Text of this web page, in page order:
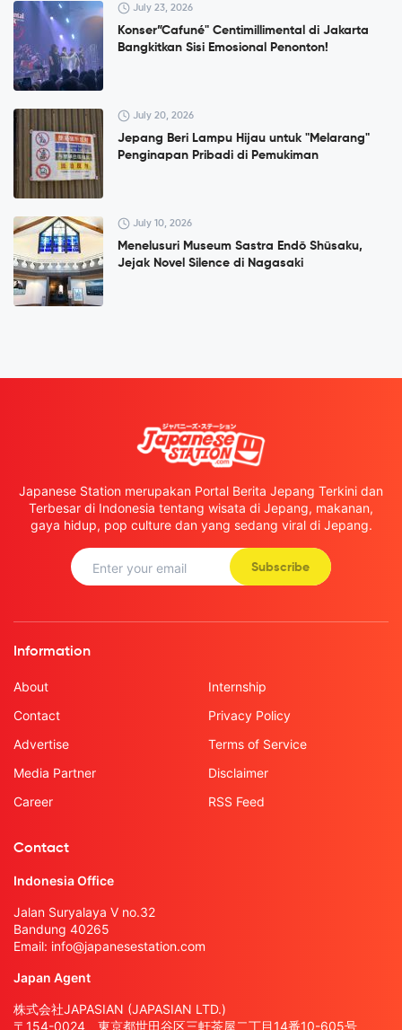
July 23, 2026
Konser”Cafuné" Centimillimental di Jakarta
Bangkitkan Sisi Emosional Penonton!
July 20, 2026
Jepang Beri Lampu Hijau untuk "Melarang"
Penginapan Pribadi di Pemukiman
July 10, 2026
Menelusuri Museum Sastra Endō Shūsaku,
Jejak Novel Silence di Nagasaki
Japanese Station merupakan Portal Berita Jepang Terkini dan
Terbesar di Indonesia tentang wisata di Jepang, makanan,
gaya hidup, pop culture dan yang sedang viral di Jepang.
Subscribe
Information
About
Contact
Advertise
Media Partner
Career
Internship
Privacy Policy
Terms of Service
Disclaimer
RSS Feed
Contact
Indonesia Office
Jalan Suryalaya V no.32
Bandung 40265
Email: info@japanesestation.com
Japan Agent
株式会社JAPASIAN (JAPASIAN LTD.)
〒154-0024 東京都世田谷区三軒茶屋二丁目14番10-605号